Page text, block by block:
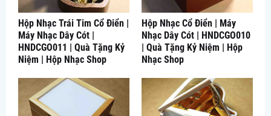
Hộp Nhạc Trái Tim Cổ Điển |
Máy Nhạc Dây Cót |
HNDCGO011 | Quà Tặng Kỷ
Niệm | Hộp Nhạc Shop
Hộp Nhạc Cổ Điển | Máy
Nhạc Dây Cót | HNDCGO010
| Quà Tặng Kỷ Niệm | Hộp
Nhạc Shop